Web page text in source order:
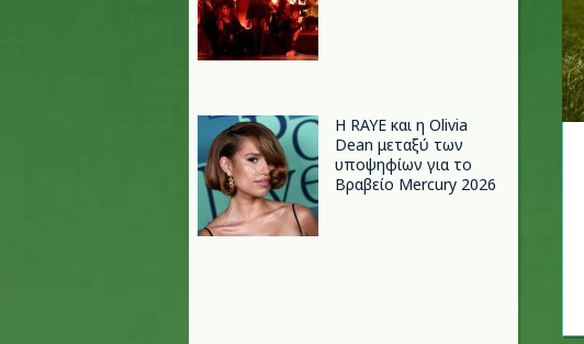
Η RAYE και η Olivia
Dean μεταξύ των
υποψηφίων για το
Βραβείο Mercury 2026